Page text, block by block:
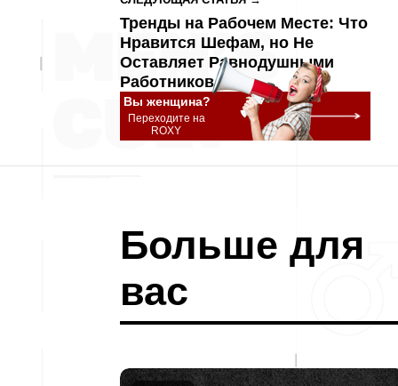
Тренды на Рабочем Месте: Что
Нравится Шефам, но Не
Оставляет Равнодушными
Работников
Вы женщина?
Переходите на
ROXY
Больше для
вас